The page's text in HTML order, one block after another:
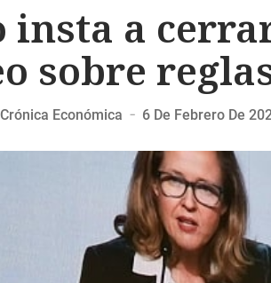
insta a
sobre
Crónica Económica — 6 De Febrero De